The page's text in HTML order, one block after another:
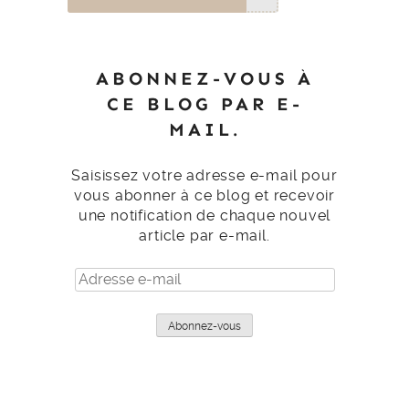
ABONNEZ-VOUS À
CE BLOG PAR E-
MAIL.
Saisissez votre adresse e-mail pour
vous abonner à ce blog et recevoir
une notification de chaque nouvel
article par e-mail.
Adresse
e-
Abonnez-vous